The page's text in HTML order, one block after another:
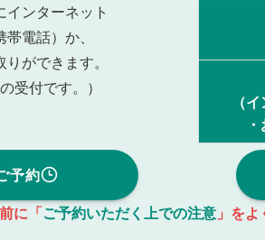
ンターネット
電話）か、
ができます。
受付です。）
（
予約
に「ご予約いただく上での注意 」を